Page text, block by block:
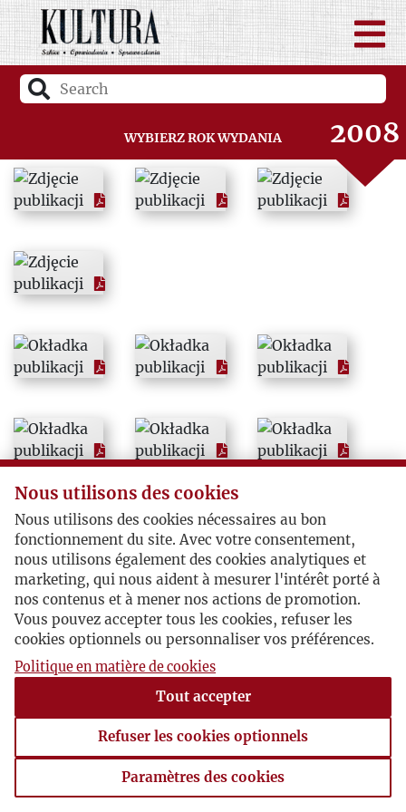
Wybierz rok wydania
2006
2007
2008
2009
Nous utilisons des cookies
Nous utilisons des cookies nécessaires au bon
fonctionnement du site. Avec votre consentement,
nous utilisons également des cookies analytiques et
marketing, qui nous aident à mesurer l'intérêt porté à
nos contenus et à mener nos actions de promotion.
Vous pouvez accepter tous les cookies, refuser les
cookies optionnels ou personnaliser vos préférences.
Politique en matière de cookies
Tout accepter
Refuser les cookies optionnels
Paramètres des cookies
Paramètres des cookies